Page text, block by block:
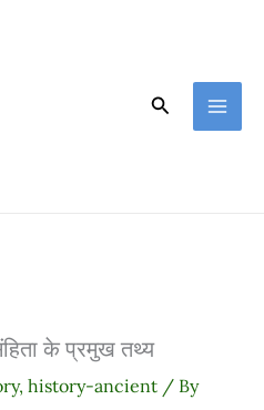
Search
के प्रमुख तथ्य
, history-ancient/ By